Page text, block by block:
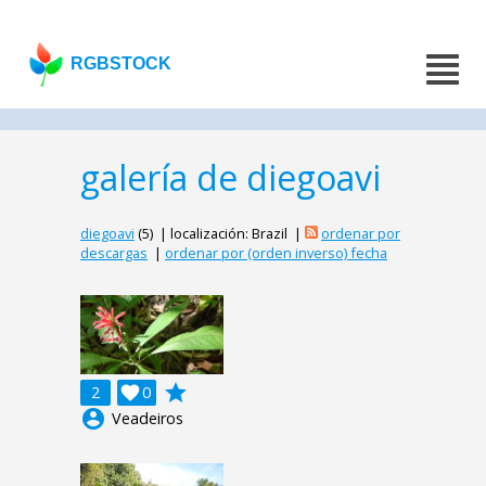
RGBSTOCK
galería de diegoavi
diegoavi (5) | localización: Brazil |
ordenar por
descargas | ordenar por (orden inverso) fecha
2 0

grade
account_circle Veadeiros